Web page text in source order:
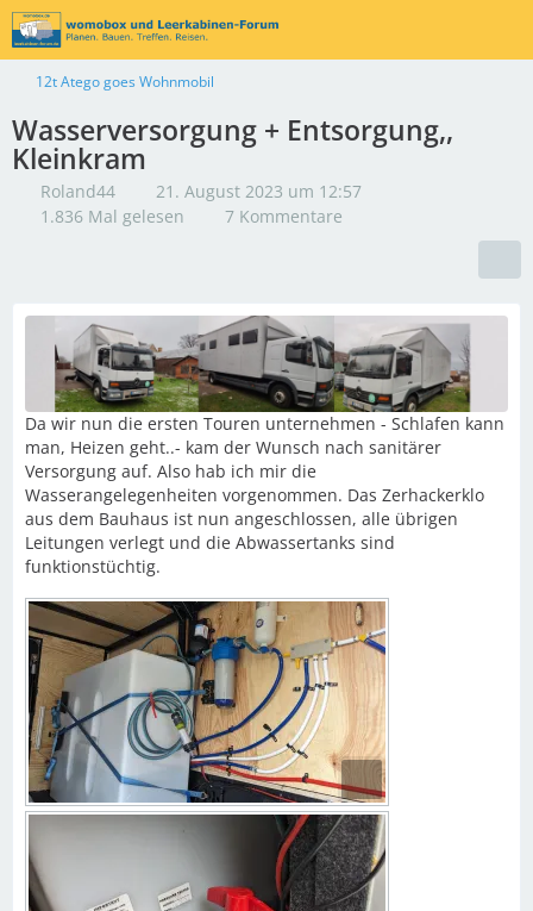
12t Atego goes Wohnmobil
Wasserversorgung + Entsorgung,,
Kleinkram
Roland44
21. August 2023 um 12:57
1.836 Mal gelesen
7 Kommentare
Da wir nun die ersten Touren unternehmen - Schlafen kann
man, Heizen geht..- kam der Wunsch nach sanitärer
Versorgung auf. Also hab ich mir die
Wasserangelegenheiten vorgenommen. Das Zerhackerklo
aus dem Bauhaus ist nun angeschlossen, alle übrigen
Leitungen verlegt und die Abwassertanks sind
funktionstüchtig.